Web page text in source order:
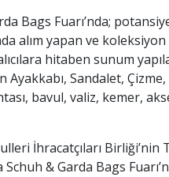
Bags Fuarı’nda;
alım yapan ve koleksiyon
hitaben sunum
Ayakkabı, Sandalet,
bavul, valiz, kemer,
İhracatçıları
& Garda Bags